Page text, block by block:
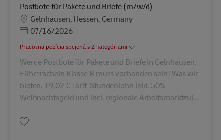
Postbote für Pakete und Briefe (m/w/d)
MiestoGelnhausen, Hessen, Germany
Posted Date
07/16/2026
Pracovná pozícia spojená s 2 kategóriami
Werde Postbote für Pakete und Briefe in Gelnhausen.
Führerschein Klasse B muss vorhanden sein! Was wir
bieten. 19,02 € Tarif-Stundenlohn inkl. 50%
Weihnachtsgeld und incl. regionale Arbeitsmarktzul...